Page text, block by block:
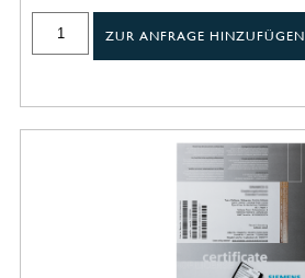
ZUR ANFRAGE HINZUFÜGEN